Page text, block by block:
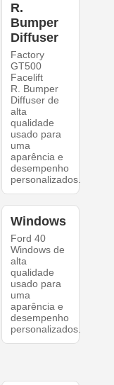
R.
Bumper
Diffuser
Factory
GT500
Facelift
R. Bumper
Diffuser de
alta
qualidade
usado para
uma
aparência e
desempenho
personalizados.
Windows
Ford 40
Windows de
alta
qualidade
usado para
uma
aparência e
desempenho
personalizados.